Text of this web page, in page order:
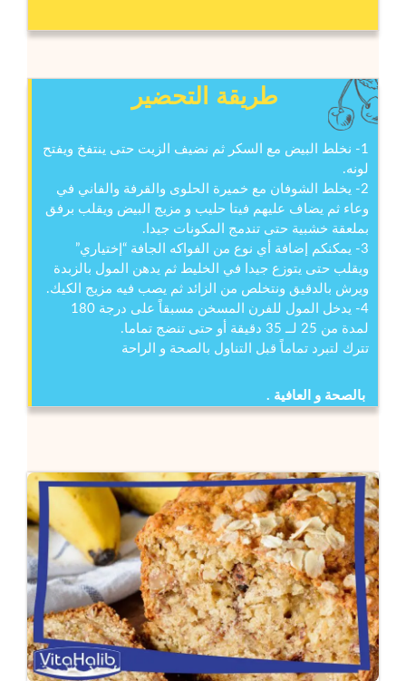
طريقة التحضير
1- نخلط البيض مع السكر ثم نضيف الزيت حتى ينتفخ ويفتح
لونه.
2- يخلط الشوفان مع خميرة الحلوى والقرفة والفاني في
وعاء ثم يضاف عليهم فيتا حليب و مزيج البيض ويقلب برفق
بملعقة خشبية حتى تندمج المكونات جيدا.
3- يمكنكم إضافة أي نوع من الفواكه الجافة “إختياري”
ويقلب حتى يتوزع جيدا في الخليط ثم يدهن المول بالزبدة
ويرش بالدقيق ونتخلص من الزائد ثم يصب فيه مزيج الكيك.
4- يدخل المول للفرن المسخن مسبقاً على درجة 180
لمدة من 25 لــ 35 دقيقة أو حتى تنضج تماما.
تترك لتبرد تماماً قبل التناول بالصحة و الراحة
بالصحة و العافية .